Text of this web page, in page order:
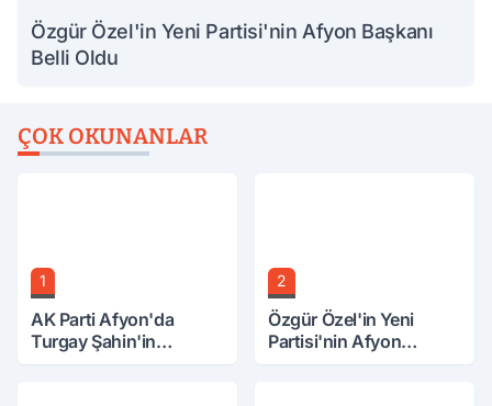
Özgür Özel'in Yeni Partisi'nin Afyon Başkanı
Belli Oldu
ÇOK OKUNANLAR
1
AK Parti Afyon'da
Turgay Şahin'in
2
Özgür Özel'in Yeni
Partisi'nin Afyon